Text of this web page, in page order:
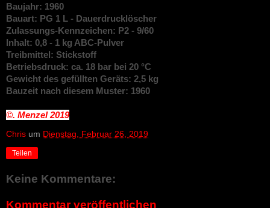
Baujahr: 1960
Bauart: PG 1 L - Dauerdrucklöscher
Zulassungs-Kennzeichen: P2 - 9/60
Inhalt: 0,8 - 1 kg ABC-Pulver
Treibmittel: Stickstoff
Betriebsdruck: ca. 18 bar bei 20 °C
Gewicht des gefüllten Geräts: 2,5 kg
Bauzeit nach diesem Muster: 1960
©. Menzel2019
Chris um Dienstag, Februar 26, 2019
Teilen
Keine Kommentare:
Kommentar veröffentlichen